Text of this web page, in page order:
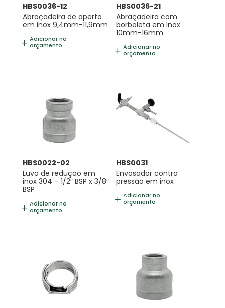
HBS0036-12
Abraçadeira de aperto
em inox 9,4mm-11,9mm
Adicionar no
orçamento
HBS0036-21
Abraçadeira com
borboleta em Inox
10mm-16mm
Adicionar no
orçamento
HBS0022-02
Luva de redução em
inox 304 – 1/2″ BSP x 3/8″
BSP
Adicionar no
orçamento
HBS0031
Envasador contra
pressão em inox
Adicionar no
orçamento